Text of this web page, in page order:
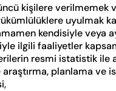
kişilere verilmemek
uyulmak
kendisiyle veya
ilgili faaliyetler
resmi istatistik ile
planlama ve